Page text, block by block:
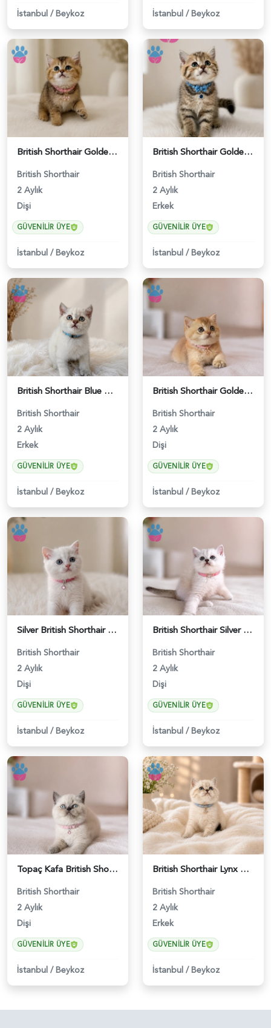
İstanbul /Beykoz İstanbul /Beykoz
British Shorthair Golden Chinchilla Dişi - 5207
British Shorthair
2 Aylık
Dişi
GÜVENILIR ÜYE
İstanbul /Beykoz
British Shorthair Golden Black Erkek - 5208
British Shorthair
2 Aylık
Erkek
GÜVENILIR ÜYE
İstanbul /Beykoz
British Shorthair Blue Point Erkek Yavrumuz - 5211
British Shorthair
2 Aylık
Erkek
GÜVENILIR ÜYE
İstanbul /Beykoz
British Shorthair Golden Muhteşem Yavrumuz - 5226
British Shorthair
2 Aylık
Dişi
GÜVENILIR ÜYE
İstanbul /Beykoz
Silver British Shorthair Güzelliğimiz 2 Aylık - 5227
British Shorthair
2 Aylık
Dişi
GÜVENILIR ÜYE
İstanbul /Beykoz
British Shorthair Silver Point Kızımız - 5228
British Shorthair
2 Aylık
Dişi
GÜVENILIR ÜYE
İstanbul /Beykoz
Topaç Kafa British Shorthair Blue Point Dişi - 5229
British Shorthair
2 Aylık
Dişi
GÜVENILIR ÜYE
İstanbul /Beykoz
British Shorthair Lynx Point Erkek Yavrumuz - 4721
British Shorthair
2 Aylık
Erkek
GÜVENILIR ÜYE
İstanbul /Beykoz